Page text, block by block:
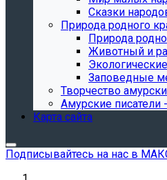
Сказки
Природа родного
Природа
Животный и
Заповедные
Творчество
Амурские писатели
Карта сайта
Подписывайтесь на нас в